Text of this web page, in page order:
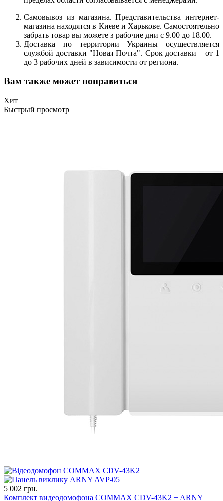
Самовывоз из магазина. Представительства интернет-
магазина находятся в Киеве и Харькове. Самостоятельно
забрать товар вы можете в рабочие дни с 9.00 до 18.00.
Доставка по территории Украины осуществляется
службой доставки "Новая Почта". Срок доставки – от 1
до 3 рабочих дней в зависимости от региона.
Вам также может понравиться
Хит
Быстрый просмотр
5 002 грн.
Комплект видеодомофона COMMAX CDV-43K2 + ARNY